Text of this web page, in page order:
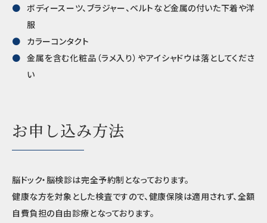
ボディースーツ、ブラジャー、ベルトなど金属の付いた下着や洋
服
カラーコンタクト
金属を含む化粧品（ラメ入り）やアイシャドウは落としてくださ
い
お申し込み方法
脳ドック・脳検診は完全予約制となっております。
健康な方を対象とした検査ですので、健康保険は適用されず、全額
自費負担の自由診療となっております。